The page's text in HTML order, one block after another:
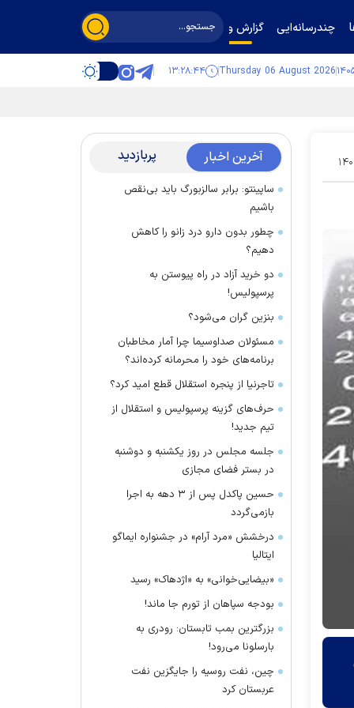
چندرسانه‌ایی گزارش و گفت‌وگو
Thursday 06 August 2026 ۱۳:۲۸:۴۵
۱۵ آخرین اخبار پربازدید
ساپینتو: برابر سالزبورگ باید بی‌نقص
باشیم
چطور بدون دارو درد زانو را کاهش
دهیم؟
دو خرید آزاد در راه پیوستن به
پرسپولیس!
بنزین گران می‌شود؟
مسئولان صداوسیما چرا آمار مخاطبان
برنامه‌های خود را محرمانه کرده‌اند؟
تاجرنیا از پنجره استقلال قطع امید کرد؟
حرف‌های گزینه پرسپولیس و استقلال از
تیم جدید!
جلسه مجلس در روز یکشنبه و دوشنبه
در بستر فضای مجازی
حسین پاکدل پس از ۳ دهه به اجرا
بازمی‌گردد
درخشش «مرد آرام» در جشنواره ایماگو
ایتالیا
«بیضایی‌خوانی» به «اژدهاک» رسید
بودجه سپاهان از تورم جا ماند!
بزرگترین بمب تابستان: رودری به
بارسلونا می‌رود!
چین، نفت روسیه را جایگزین نفت
عربستان کرد